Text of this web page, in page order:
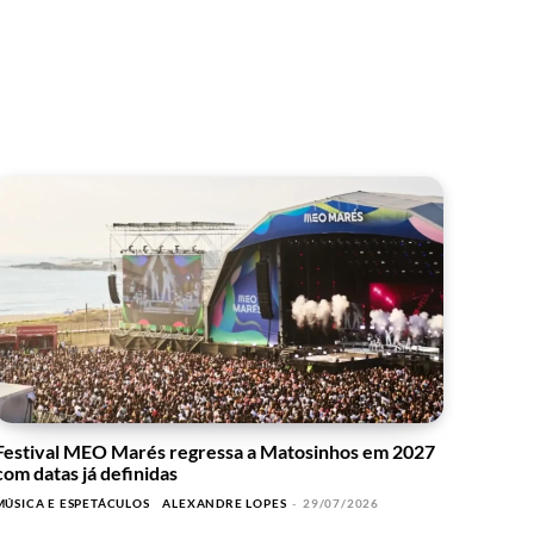
MEO Marés regressa a Matosinhos em 2027
datas já definidas
E ESPETÁCULOS ALEXANDRE LOPES - 29/07/2026